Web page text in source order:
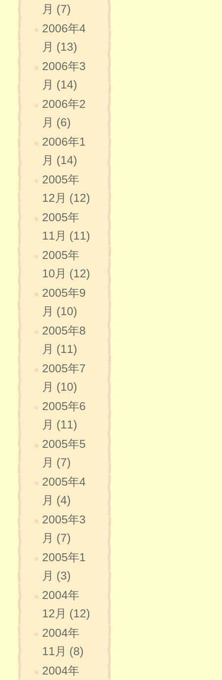
月 (7)
2006年4
月 (13)
2006年3
月 (14)
2006年2
月 (6)
2006年1
月 (14)
2005年
12月 (12)
2005年
11月 (11)
2005年
10月 (12)
2005年9
月 (10)
2005年8
月 (11)
2005年7
月 (10)
2005年6
月 (11)
2005年5
月 (7)
2005年4
月 (4)
2005年3
月 (7)
2005年1
月 (3)
2004年
12月 (12)
2004年
11月 (8)
2004年